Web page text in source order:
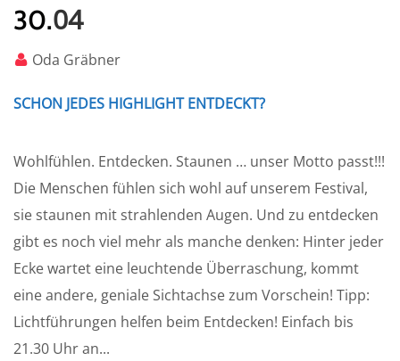
30.04
Oda Gräbner
SCHON JEDES HIGHLIGHT ENTDECKT?
Wohlfühlen. Entdecken. Staunen … unser Motto passt!!!
Die Menschen fühlen sich wohl auf unserem Festival,
sie staunen mit strahlenden Augen. Und zu entdecken
gibt es noch viel mehr als manche denken: Hinter jeder
Ecke wartet eine leuchtende Überraschung, kommt
eine andere, geniale Sichtachse zum Vorschein! Tipp:
Lichtführungen helfen beim Entdecken! Einfach bis
21.30 Uhr an...